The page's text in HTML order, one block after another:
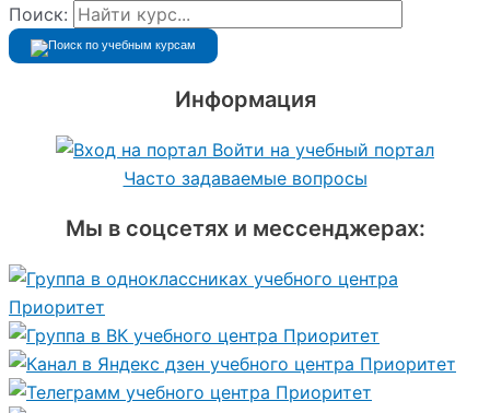
Поиск:
Информация
Войти на учебный портал
Часто задаваемые вопросы
Мы в соцсетях и мессенджерах: